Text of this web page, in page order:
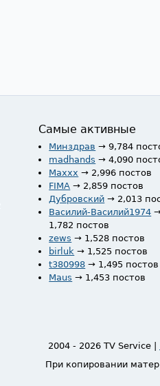
Самые активные
Минздрав → 9,784
madhands → 4,090
Maxxx → 2,996 постов
FIMA → 2,859 постов
Дубровский → 2,013
Василий-Василий1974
1,782 постов
zews → 1,528 постов
birluk → 1,525 постов
t380998 → 1,495 постов
Maus → 1,453 постов
2004 - 2026 TV Service |
При копировании